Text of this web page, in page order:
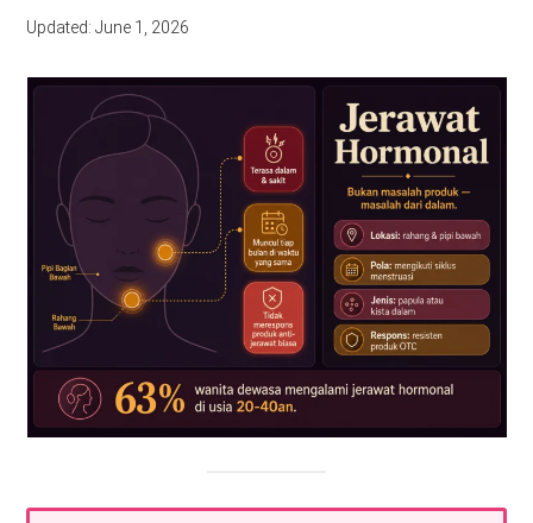
Updated: June 1, 2026